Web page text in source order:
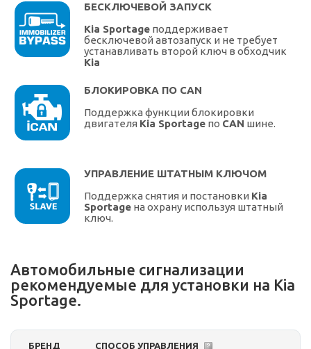
БЕСКЛЮЧЕВОЙ ЗАПУСК
Kia Sportage поддерживает
бесключевой автозапуск и не требует
устанавливать второй ключ в обходчик
Kia
БЛОКИРОВКА ПО CAN
Поддержка функции блокировки
двигателя Kia Sportage по CAN шине.
УПРАВЛЕНИЕ ШТАТНЫМ КЛЮЧОМ
Поддержка снятия и постановки Kia
Sportage на охрану используя штатный
ключ.
Автомобильные сигнализации
рекомендуемые для установки на Kia
Sportage.
БРЕНД
СПОСОБ УПРАВЛЕНИЯ